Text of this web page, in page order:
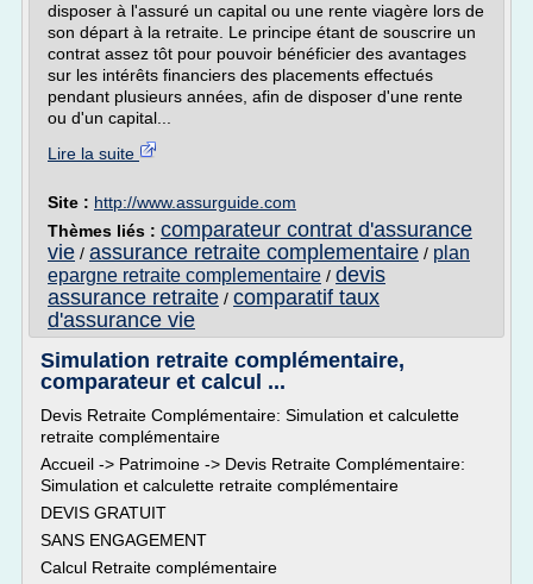
disposer à l'assuré un capital ou une rente viagère lors de
son départ à la retraite. Le principe étant de souscrire un
contrat assez tôt pour pouvoir bénéficier des avantages
sur les intérêts financiers des placements effectués
pendant plusieurs années, afin de disposer d'une rente
ou d'un capital...
Lire la suite
Site : http://www.assurguide.com
Thèmes liés : comparateur contrat d'assurance
vie / assurance retraite complementaire / plan
epargne retraite complementaire / devis
assurance retraite / comparatif taux
d'assurance vie
Simulation retraite complémentaire,
comparateur et calcul ...
Devis Retraite Complémentaire: Simulation et calculette
retraite complémentaire
Accueil -> Patrimoine -> Devis Retraite Complémentaire:
Simulation et calculette retraite complémentaire
DEVIS GRATUIT
SANS ENGAGEMENT
Calcul Retraite complémentaire